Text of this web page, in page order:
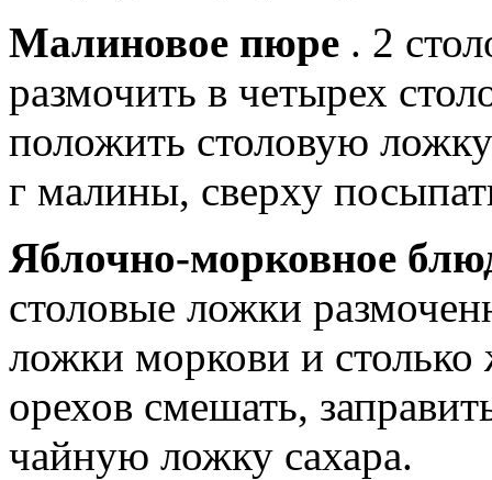
Малиновое пюре . 2
размочить в четырех
положить столовую
г малины, сверху
Яблочно-морковное
столовые ложки
ложки моркови и
орехов смешать,
чайную ложку сахара.